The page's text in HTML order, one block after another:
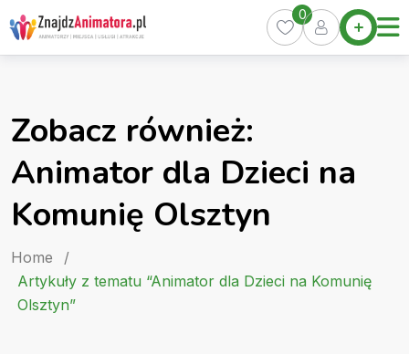
Skip
to
content
Home
Oferty
Kurs
Artykuły
0
Zobacz również:
Animator dla Dzieci na
Komunię Olsztyn
Home
/
Artykuły z tematu “Animator dla Dzieci na Komunię
Olsztyn”